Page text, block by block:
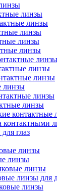
линзы
линзы
линзы
линзы
линзы
линзы
линзы
линзы
линзы
линзы
линзы
контактные
контактными
глаз
линзы
линзы
линзы
линзы для
линзы